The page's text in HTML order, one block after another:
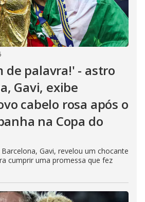
de palavra!' - astro
Gavi, exibe
cabelo rosa após o
na Copa do
Gavi, revelou um chocante
cumprir uma promessa que fez